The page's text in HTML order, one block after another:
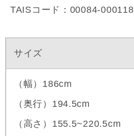
TAISコード：00084-000118
サイズ
（幅）186cm
（奥行）194.5cm
（高さ）155.5~220.5cm